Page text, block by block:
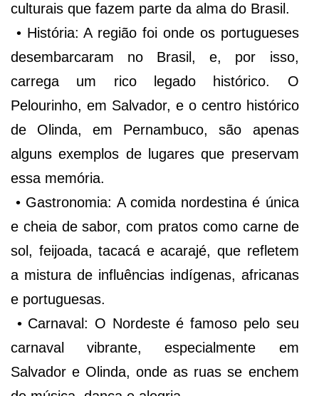
culturais que fazem parte da alma do Brasil.
• História: A região foi onde os portugueses
desembarcaram no Brasil, e, por isso,
carrega um rico legado histórico. O
Pelourinho, em Salvador, e o centro histórico
de Olinda, em Pernambuco, são apenas
alguns exemplos de lugares que preservam
essa memória.
• Gastronomia: A comida nordestina é única
e cheia de sabor, com pratos como carne de
sol, feijoada, tacacá e acarajé, que refletem
a mistura de influências indígenas, africanas
e portuguesas.
• Carnaval: O Nordeste é famoso pelo seu
carnaval vibrante, especialmente em
Salvador e Olinda, onde as ruas se enchem